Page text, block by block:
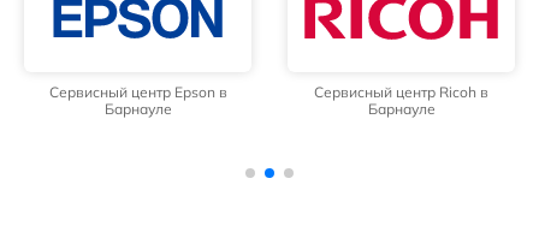
Сервисный центр Epson в
Барнауле
Сервисный центр Ricoh в
Барнауле